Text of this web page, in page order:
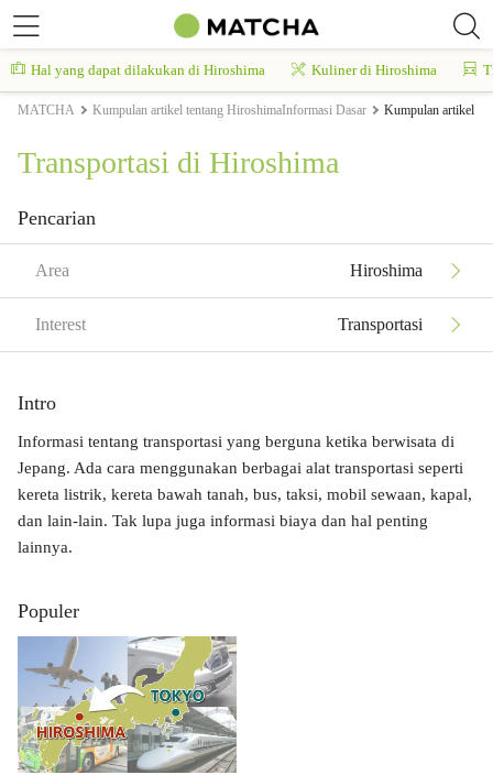
Hal yang dapat dilakukan di Hiroshima Kuliner di Hiroshima
MATCHA Kumpulan artikel tentang HiroshimaInformasi Dasar Kumpulan artikel
Transportasi di Hiroshima
Pencarian
Area Hiroshima
Interest Transportasi
Intro
Informasi tentang transportasi yang berguna ketika berwisata di
Jepang. Ada cara menggunakan berbagai alat transportasi seperti
kereta listrik, kereta bawah tanah, bus, taksi, mobil sewaan, kapal,
dan lain-lain. Tak lupa juga informasi biaya dan hal penting
lainnya.
Populer